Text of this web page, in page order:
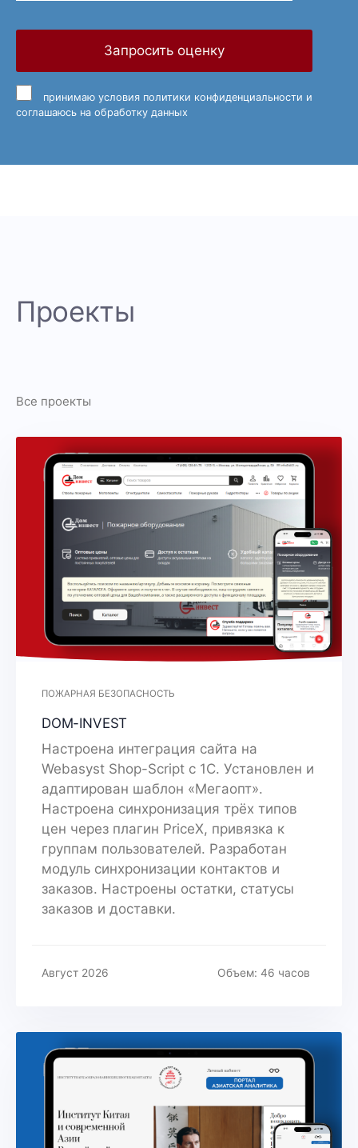
Запросить оценку
принимаю условия политики конфиденциальности и
соглашаюсь на обработку данных
Проекты
Все проекты
ПОЖАРНАЯ БЕЗОПАСНОСТЬ
DOM-INVEST
Настроена интеграция сайта на
Webasyst Shop-Script с 1С. Установлен и
адаптирован шаблон «Мегаопт».
Настроена синхронизация трёх типов
цен через плагин PriceX, привязка к
группам пользователей. Разработан
модуль синхронизации контактов и
заказов. Настроены остатки, статусы
заказов и доставки.
Август 2026 Объем: 46 часов